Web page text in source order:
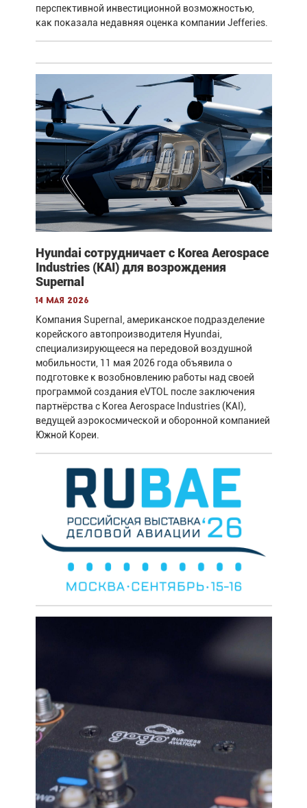
перспективной инвестиционной возможностью,
как показала недавняя оценка компании Jefferies.
Hyundai сотрудничает с Korea Aerospace
Industries (KAI) для возрождения
Supernal
14 мая 2026
Компания Supernal, американское подразделение
корейского автопроизводителя Hyundai,
специализирующееся на передовой воздушной
мобильности, 11 мая 2026 года объявила о
подготовке к возобновлению работы над своей
программой создания eVTOL после заключения
партнёрства с Korea Aerospace Industries (KAI),
ведущей аэрокосмической и оборонной компанией
Южной Кореи.